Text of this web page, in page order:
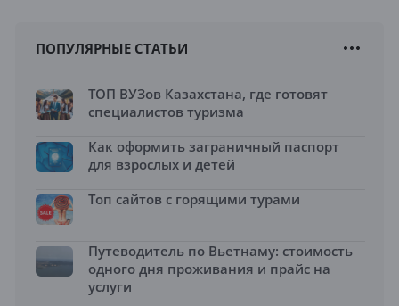
ПОПУЛЯРНЫЕ СТАТЬИ
ТОП ВУЗов Казахстана, где готовят
специалистов туризма
Как оформить заграничный паспорт
для взрослых и детей
Топ сайтов с горящими турами
Путеводитель по Вьетнаму: стоимость
одного дня проживания и прайс на
услуги